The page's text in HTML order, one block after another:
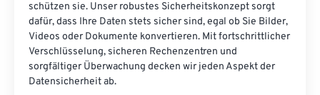
schützen sie. Unser robustes Sicherheitskonzept sorgt
dafür, dass Ihre Daten stets sicher sind, egal ob Sie Bilder,
Videos oder Dokumente konvertieren. Mit fortschrittlicher
Verschlüsselung, sicheren Rechenzentren und
sorgfältiger Überwachung decken wir jeden Aspekt der
Datensicherheit ab.